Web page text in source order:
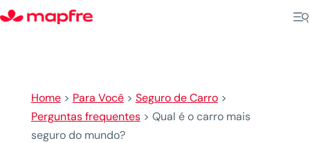
Home> Para Você> Seguro de Carro>
Perguntas frequentes> Qual é o carro mais
seguro do mundo?